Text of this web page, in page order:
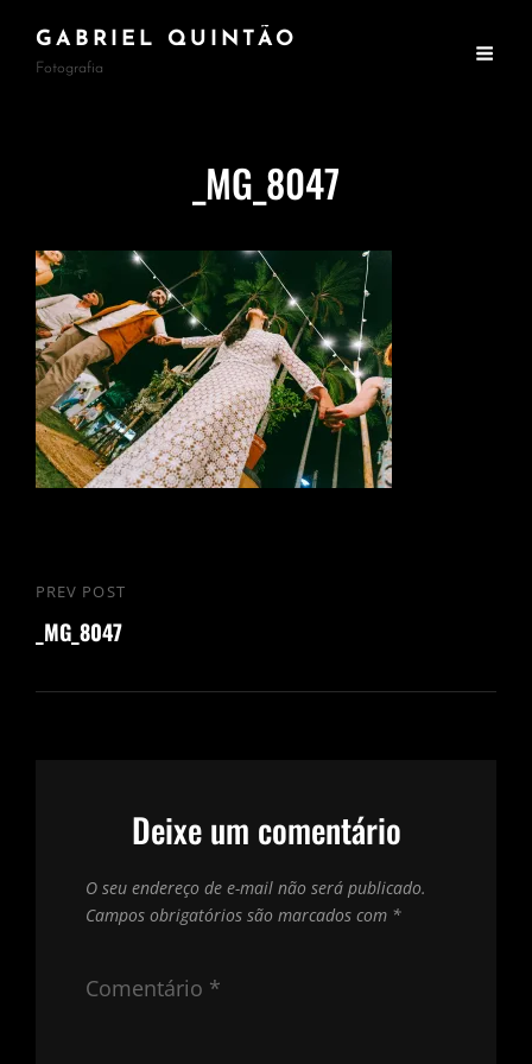
GABRIEL QUINTÃO
Fotografia
_MG_8047
Navegação
de
Previous
Post
PREV POST
_MG_8047
Deixe um comentário
O seu endereço de e-mail não será publicado.
Campos obrigatórios são marcados com *
Comentário *